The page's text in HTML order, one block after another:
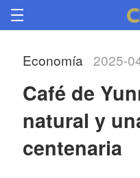
Economía 2025-
Café de
natural y
centenaria